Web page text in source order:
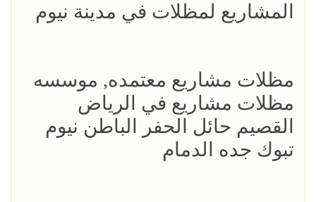
المشاريع لمظلات في مدينة نيوم
مظلات مشاريع معتمده, موسسه
مظلات مشاريع في الرياض
القصيم حائل الحفر الباطن نيوم
تبوك جده الدمام